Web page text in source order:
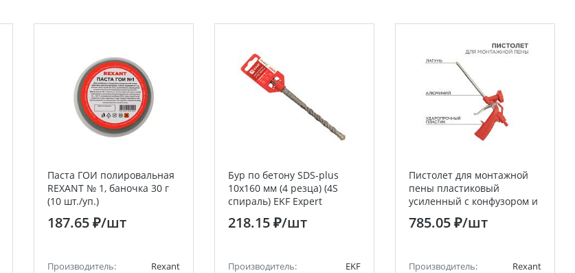
Паста ГОИ полировальная
REXANT № 1, баночка 30 г
(10 шт./уп.)
187.65 ₽/шт
Производитель:
Rexant
Бур по бетону SDS-plus
10х160 мм (4 резца) (4S
спираль) EKF Expert
218.15 ₽/шт
Производитель:
EKF
Пистолет для монтажной
пены пластиковый
усиленный с конфузором и
регулировкой-трещоткой
REXANT
785.05 ₽/шт
Производитель:
Rexant